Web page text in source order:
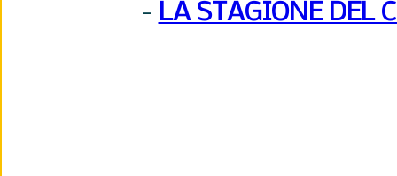
- LA STAGIONE DEL